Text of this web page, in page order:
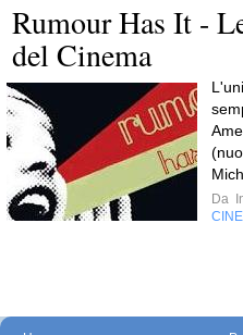
Rumour Has It -
del Cinema
Da